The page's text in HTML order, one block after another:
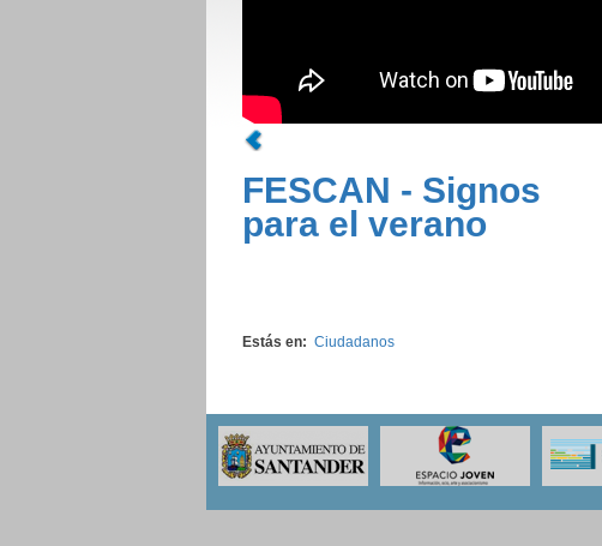
FESCAN - Signos
para el verano
Estás en: Ciudadanos